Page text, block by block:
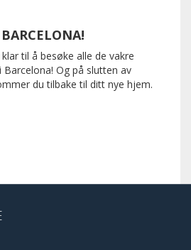
til å besøke alle de vakre
Barcelona! Og på slutten av
du tilbake til ditt nye hjem.